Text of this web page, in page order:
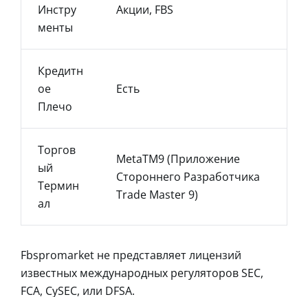
Инстру
Менты
Акции, FBS
Кредитн
Ое
Плечо
Есть
Торгов
Ый
Термин
Ал
MetaTM9 (приложение
Стороннего Разработчика
Trade Master 9)
Fbspromarket не представляет лицензий
известных международных регуляторов SEC,
FCA, CySEC, или DFSA.